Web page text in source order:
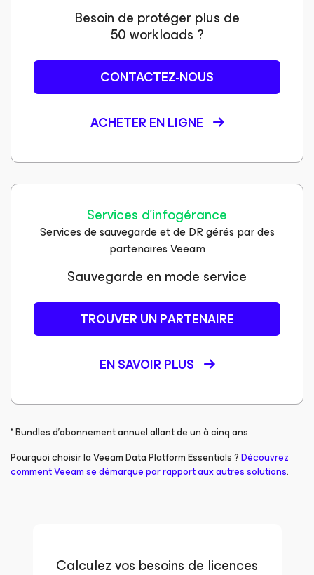
Besoin de protéger plus de
50 workloads ?
CONTACTEZ-NOUS
ACHETER EN LIGNE
Services d’infogérance
Services de sauvegarde et de DR gérés par des
partenaires Veeam​​
Sauvegarde en mode service
TROUVER UN PARTENAIRE
EN SAVOIR PLUS
* Bundles d’abonnement annuel allant de un à cinq ans
Pourquoi choisir la Veeam Data Platform Essentials ?Découvrez
comment Veeam se démarque par rapport aux autres solutions.
Calculez vos besoins de licences